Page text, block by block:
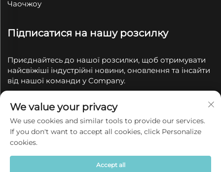
Чаочжоу
Підписатися на нашу розсилку
Приєднайтесь до нашої розсилки, щоб отримувати
найсвіжіші індустрійні новини, оновлення та інсайти
від нашої команди у Company.
© 2025 Chaozhou Qianyue Ceramics Co., Ltd. Всі права
захищені
Політика конфіденційності
We value your privacy
We use cookies and similar tools to provide our services.
If you don't want to accept all cookies, click Personalize
cookies.
Accept all